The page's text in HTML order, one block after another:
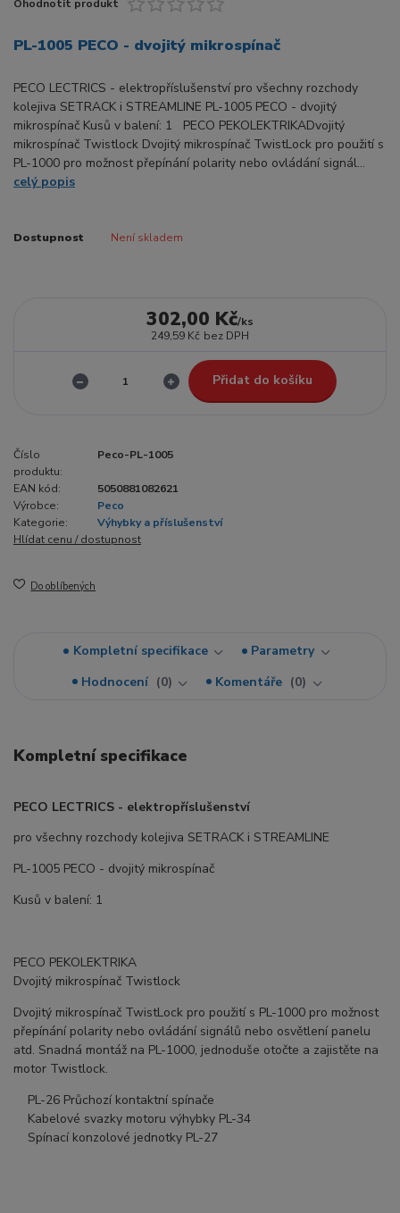
Ohodnotit produkt
PL-1005 PECO - dvojitý mikrospínač
PECO LECTRICS - elektropříslušenství pro všechny rozchody
kolejiva SETRACK i STREAMLINE PL-1005 PECO - dvojitý
mikrospínač Kusů v balení: 1 PECO PEKOLEKTRIKADvojitý
mikrospínač Twistlock Dvojitý mikrospínač TwistLock pro použití s
​​PL-1000 pro možnost přepínání polarity nebo ovládání signál...
celý popis
Dostupnost Není skladem
302,00 Kč/ks
249,59 Kč bez DPH
Přidat do košíku
Číslo
produktu:
Peco-PL-1005
EAN kód:
5050881082621
Výrobce:
Peco
Kategorie:
Výhybky a příslušenství
Hlídat cenu / dostupnost
Do oblíbených
Kompletní specifikace
Parametry
Hodnocení
0 Komentáře 0
Kompletní specifikace
PECO LECTRICS - elektropříslušenství
pro všechny rozchody kolejiva SETRACK i STREAMLINE
PL-1005 PECO - dvojitý mikrospínač
Kusů v balení: 1
PECO PEKOLEKTRIKA
Dvojitý mikrospínač Twistlock
Dvojitý mikrospínač TwistLock pro použití s ​​PL-1000 pro možnost
přepínání polarity nebo ovládání signálů nebo osvětlení panelu
atd. Snadná montáž na PL-1000, jednoduše otočte a zajistěte na
motor Twistlock.
PL-26 Průchozí kontaktní spínače
Kabelové svazky motoru výhybky PL-34
Spínací konzolové jednotky PL-27